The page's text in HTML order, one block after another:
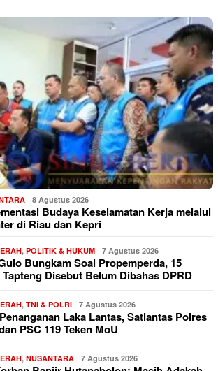
8 Agustus 2026
Budaya Keselamatan Kerja melalui
di Riau dan Kepri
, POLITIK & HUKUM 7 Agustus 2026
Bungkam Soal Propemperda, 15
Tapteng Disebut Belum Dibahas DPRD
, TNI & POLRI 7 Agustus 2026
Laka Lantas, Satlantas Polres
PSC 119 Teken MoU
, NUSANTARA 7 Agustus 2026